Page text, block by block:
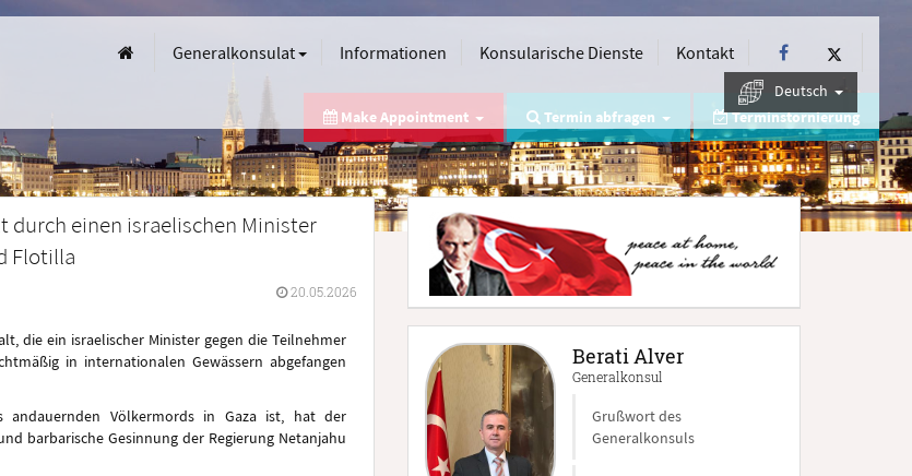
Generalkonsulat Informationen Konsularische Dienste Kontakt
Deutsch
Make Appointment
Termin abfragen Terminstornierung
durch einen israelischen Minister
Flotilla
20.05.2026
die ein israelischer Minister gegen die Teilnehmer
in internationalen Gewässern abgefangen
andauernden Völkermords in Gaza ist, hat der
barbarische Gesinnung der Regierung Netanjahu
Berati Alver
Generalkonsul
Grußwort des
Generalkonsuls